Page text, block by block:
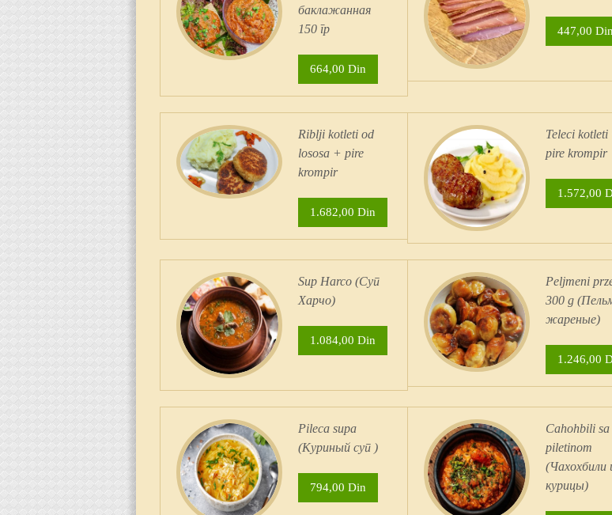
баклажанная
150 гр
664,00 Din
447,00 Din
Riblji kotleti od
lososa + pire
krompir
1.682,00 Din
Teleci kotleti
pire krompir
1.572,00
Sup Harco (Суп
Харчо)
1.084,00 Din
Peljmeni
300 g
жареные)
1.246,00
Pileсa supa
(Куриный суп )
794,00 Din
Cahohbili sa
piletinom
(Чахохбили
курицы)